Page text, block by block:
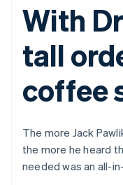
ออนไลน์
Payment links
การชำระเงิน
แบบไม่ต้อง
UI การชำระ
เงินสำเร็จรูป
องค์ประกอบ UI
ที่ยืดหยุ่น
วิธีการชำระ
เงิน
ตา
อีคอ
บริก
การ
ธุรกิ
การ
มาร์
คู่มือ
รับก
ติด
สร้า
มาร์
จัดก
รอ
การ
รับก
แพ็ก
With
tall
coffee
The more Jack
the more he heard
needed was an all-